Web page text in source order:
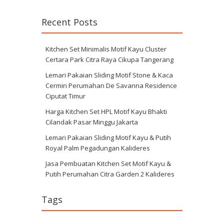
Recent Posts
Kitchen Set Minimalis Motif Kayu Cluster
Certara Park Citra Raya Cikupa Tangerang
Lemari Pakaian Sliding Motif Stone & Kaca
Cermin Perumahan De Savanna Residence
Ciputat Timur
Harga Kitchen Set HPL Motif Kayu Bhakti
Cilandak Pasar Minggu Jakarta
Lemari Pakaian Sliding Motif Kayu & Putih
Royal Palm Pegadungan Kalideres
Jasa Pembuatan Kitchen Set Motif Kayu &
Putih Perumahan Citra Garden 2 Kalideres
Tags